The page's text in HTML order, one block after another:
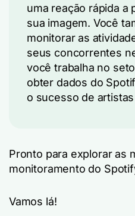
uma reação rápida a
sua imagem. Você
monitorar as
seus concorrentes
você trabalha no
obter dados do
o sucesso de
Pronto para explorar as
monitoramento do
Vamos lá!